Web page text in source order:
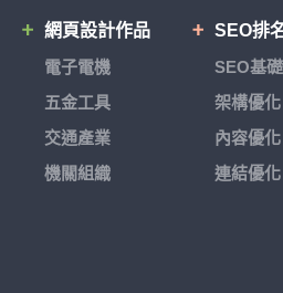
網頁設計作品
電子電機
五金工具
交通產業
機關組織
SEO排
SEO基
架構優化
內容優化
連結優化